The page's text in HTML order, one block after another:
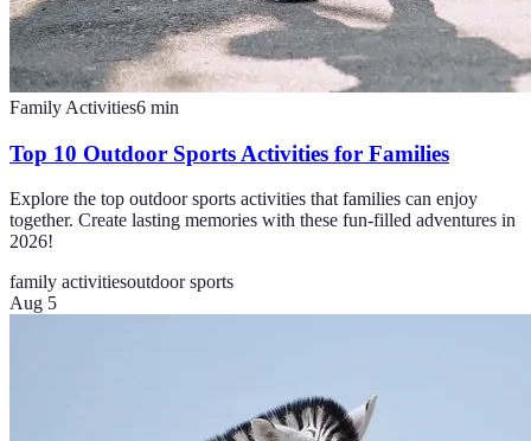
Family Activities6 min
Top 10 Outdoor Sports Activities for Families
Explore the top outdoor sports activities that families can enjoy
together. Create lasting memories with these fun-filled adventures in
2026!
family activitiesoutdoor sports
Aug 5